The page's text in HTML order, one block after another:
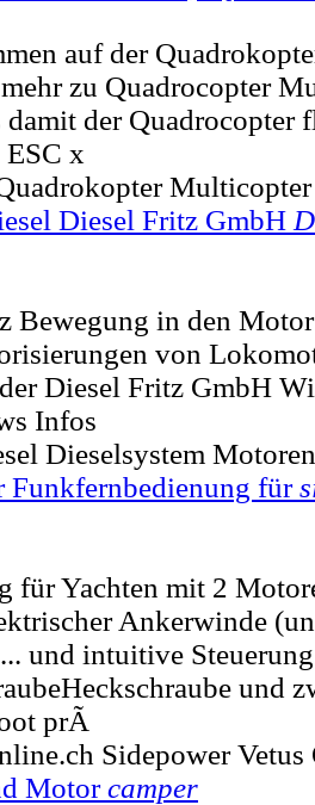
auf der
zu Quadrocopter
damit der
ESC x
Diesel Fritz GmbH
Bewegung in den
von
Diesel Fritz GmbH
Infos
Dieselsystem
Funkfernbedienung für
für Yachten mit 2
Ankerwinde
und intuitive
und
prÃ
Sidepower Vetus
Motorcamper